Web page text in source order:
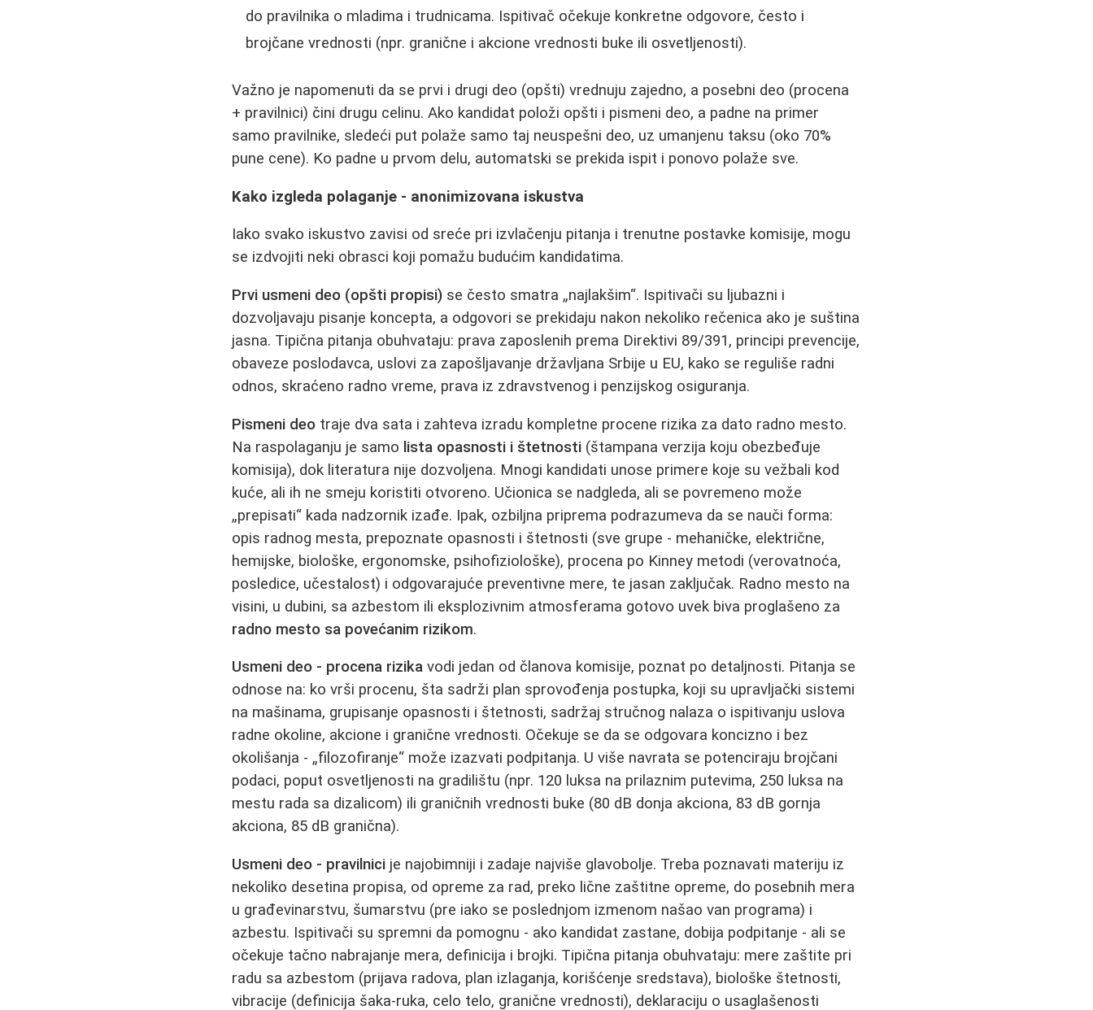
do pravilnika o mladima i trudnicama. Ispitivač očekuje konkretne odgovore, često i
brojčane vrednosti (npr. granične i akcione vrednosti buke ili osvetljenosti).
Važno je napomenuti da se prvi i drugi deo (opšti) vrednuju zajedno, a posebni deo (procena
+ pravilnici) čini drugu celinu. Ako kandidat položi opšti i pismeni deo, a padne na primer
samo pravilnike, sledeći put polaže samo taj neuspešni deo, uz umanjenu taksu (oko 70%
pune cene). Ko padne u prvom delu, automatski se prekida ispit i ponovo polaže sve.
Kako izgleda polaganje - anonimizovana iskustva
Iako svako iskustvo zavisi od sreće pri izvlačenju pitanja i trenutne postavke komisije, mogu
se izdvojiti neki obrasci koji pomažu budućim kandidatima.
Prvi usmeni deo (opšti propisi) se često smatra „najlakšim“. Ispitivači su ljubazni i
dozvoljavaju pisanje koncepta, a odgovori se prekidaju nakon nekoliko rečenica ako je suština
jasna. Tipična pitanja obuhvataju: prava zaposlenih prema Direktivi 89/391, principi prevencije,
obaveze poslodavca, uslovi za zapošljavanje državljana Srbije u EU, kako se reguliše radni
odnos, skraćeno radno vreme, prava iz zdravstvenog i penzijskog osiguranja.
Pismeni deo traje dva sata i zahteva izradu kompletne procene rizika za dato radno mesto.
Na raspolaganju je samo lista opasnosti i štetnosti (štampana verzija koju obezbeđuje
komisija), dok literatura nije dozvoljena. Mnogi kandidati unose primere koje su vežbali kod
kuće, ali ih ne smeju koristiti otvoreno. Učionica se nadgleda, ali se povremeno može
„prepisati“ kada nadzornik izađe. Ipak, ozbiljna priprema podrazumeva da se nauči forma:
opis radnog mesta, prepoznate opasnosti i štetnosti (sve grupe - mehaničke, električne,
hemijske, biološke, ergonomske, psihofiziološke), procena po Kinney metodi (verovatnoća,
posledice, učestalost) i odgovarajuće preventivne mere, te jasan zaključak. Radno mesto na
visini, u dubini, sa azbestom ili eksplozivnim atmosferama gotovo uvek biva proglašeno za
radno mesto sa povećanim rizikom.
Usmeni deo - procena rizika vodi jedan od članova komisije, poznat po detaljnosti. Pitanja se
odnose na: ko vrši procenu, šta sadrži plan sprovođenja postupka, koji su upravljački sistemi
na mašinama, grupisanje opasnosti i štetnosti, sadržaj stručnog nalaza o ispitivanju uslova
radne okoline, akcione i granične vrednosti. Očekuje se da se odgovara koncizno i bez
okolišanja - „filozofiranje“ može izazvati podpitanja. U više navrata se potenciraju brojčani
podaci, poput osvetljenosti na gradilištu (npr. 120 luksa na prilaznim putevima, 250 luksa na
mestu rada sa dizalicom) ili graničnih vrednosti buke (80 dB donja akciona, 83 dB gornja
akciona, 85 dB granična).
Usmeni deo - pravilnici je najobimniji i zadaje najviše glavobolje. Treba poznavati materiju iz
nekoliko desetina propisa, od opreme za rad, preko lične zaštitne opreme, do posebnih mera
u građevinarstvu, šumarstvu (pre iako se poslednjom izmenom našao van programa) i
azbestu. Ispitivači su spremni da pomognu - ako kandidat zastane, dobija podpitanje - ali se
očekuje tačno nabrajanje mera, definicija i brojki. Tipična pitanja obuhvataju: mere zaštite pri
radu sa azbestom (prijava radova, plan izlaganja, korišćenje sredstava), biološke štetnosti,
vibracije (definicija šaka‑ruka, celo telo, granične vrednosti), deklaraciju o usaglašenosti